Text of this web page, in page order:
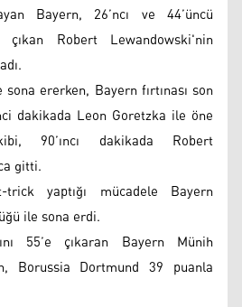
Bayern, 26’ncı ve 44’üncü
çıkan Robert Lewandowski'nin
ererken, Bayern fırtınası son
dakikada Leon Goretzka ile öne
90’ıncı dakikada Robert
gitti.
trick yaptığı mücadele Bayern
ile sona erdi.
55’e çıkaran Bayern Münih
Borussia Dortmund 39 puanla